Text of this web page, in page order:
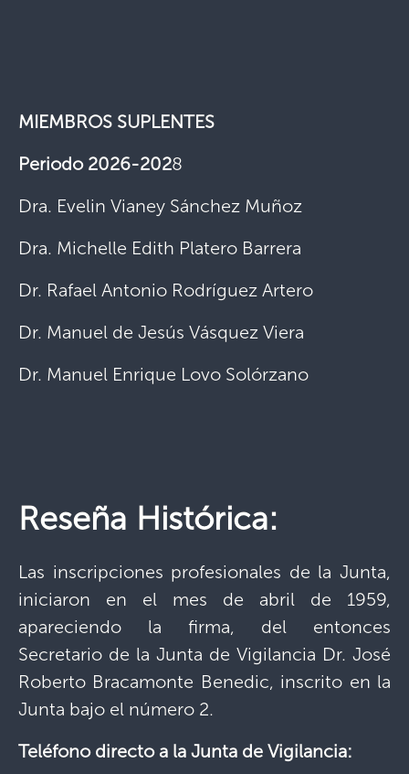
MIEMBROS SUPLENTES
Periodo 2026-2028
Dra. Evelin Vianey Sánchez Muñoz
Dra. Michelle Edith Platero Barrera
Dr. Rafael Antonio Rodríguez Artero
Dr. Manuel de Jesús Vásquez Viera
Dr. Manuel Enrique Lovo Solórzano
Reseña Histórica:
Las inscripciones profesionales de la Junta,
iniciaron en el mes de abril de 1959,
apareciendo la firma, del entonces
Secretario de la Junta de Vigilancia Dr. José
Roberto Bracamonte Benedic, inscrito en la
Junta bajo el número 2.
Teléfono directo a la Junta de Vigilancia: